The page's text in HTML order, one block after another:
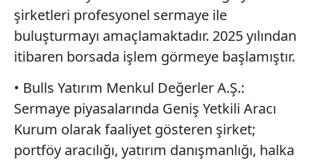
şirketleri profesyonel sermaye ile
buluşturmayı amaçlamaktadır. 2025 yılından
itibaren borsada işlem görmeye başlamıştır.
• Bulls Yatırım Menkul Değerler A.Ş.:
Sermaye piyasalarında Geniş Yetkili Aracı
Kurum olarak faaliyet gösteren şirket;
portföy aracılığı, yatırım danışmanlığı, halka